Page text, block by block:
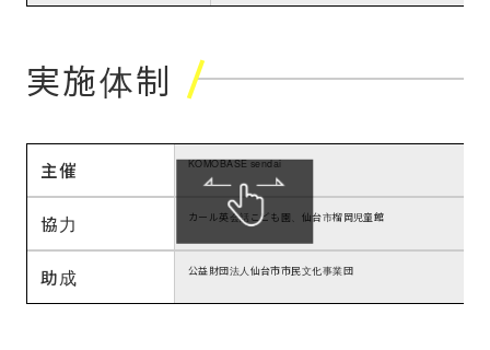
実施体制
主催 KOMOBASE sendai
協力 カール英会話こども園、仙台市榴岡児童館
助成 公益財団法人仙台市市民文化事業団